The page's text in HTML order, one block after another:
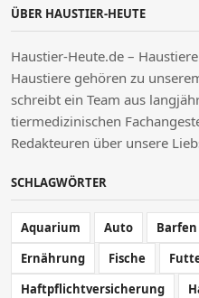
ÜBER HAUSTIER-HEUTE
Haustier-Heute.de –
Haustiere gehören zu
schreibt ein Team aus
tiermedizinischen
Redakteuren über unsere
SCHLAGWÖRTER
Aquarium Auto Barfen
Ernährung
Fische
Haftpflichtversicherung